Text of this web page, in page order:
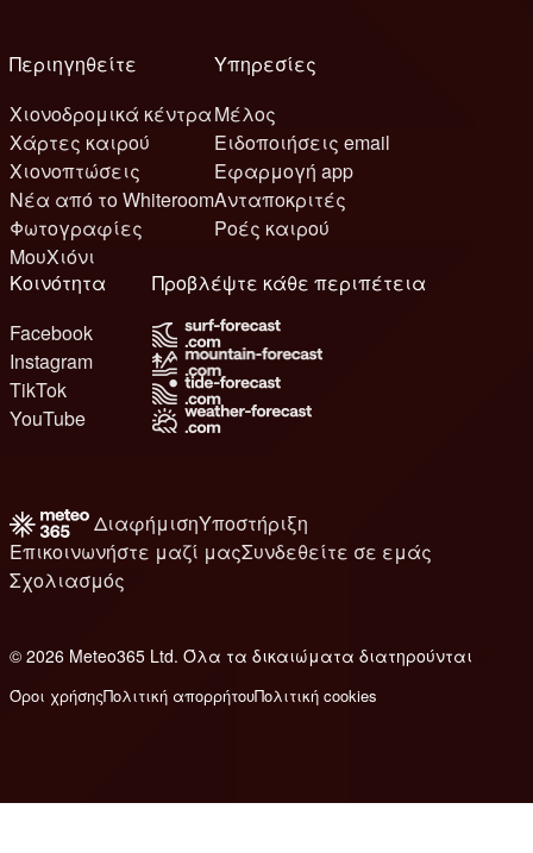
Περιηγηθείτε
Χιονοδρομικά κέντρα
Χάρτες καιρού
Χιονοπτώσεις
Νέα από το Whiteroom
Φωτογραφίες
ΜουΧιόνι
Υπηρεσίες
Μέλος
Ειδοποιήσεις email
Εφαρμογή app
Ανταποκριτές
Ροές καιρού
Κοινότητα
Facebook
Instagram
TikTok
YouTube
Προβλέψτε κάθε περιπέτεια
ΔιαφήμισηΥποστήριξη
Επικοινωνήστε μαζί μαςΣυνδεθείτε σε εμάς
Σχολιασμός
© 2026 Meteo365 Ltd. Όλα τα δικαιώματα διατηρούνται
Όροι χρήσηςΠολιτική απορρήτουΠολιτική cookies